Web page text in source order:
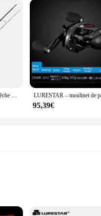
LURESTAR-Matériel de pêche au bar de haut niveau, pièces Fuji, Spinning, L, ML, M, laissée, Power Baitcasting, Japon, le plus récent
95,39€